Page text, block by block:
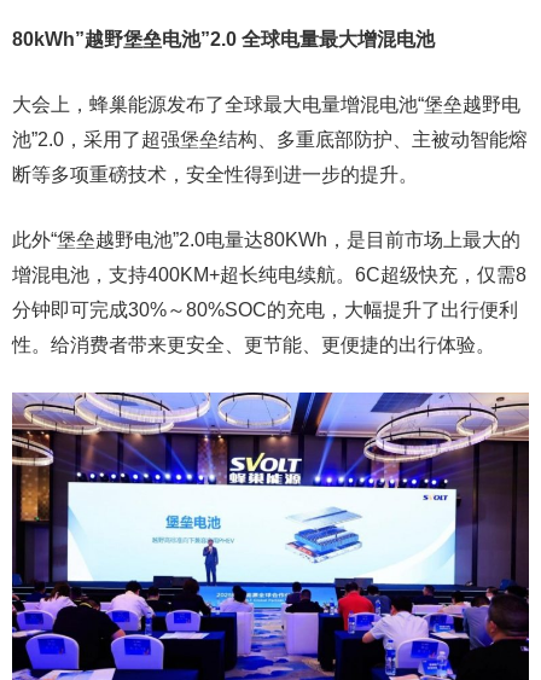
80kWh”越野堡垒电池”2.0 全球电量最大增混电池
大会上，蜂巢能源发布了全球最大电量增混电池“堡垒越野电
池”2.0，采用了超强堡垒结构、多重底部防护、主被动智能熔
断等多项重磅技术，安全性得到进一步的提升。
此外“堡垒越野电池”2.0电量达80KWh，是目前市场上最大的
增混电池，支持400KM+超长纯电续航。6C超级快充，仅需8
分钟即可完成30%～80%SOC的充电，大幅提升了出行便利
性。给消费者带来更安全、更节能、更便捷的出行体验。